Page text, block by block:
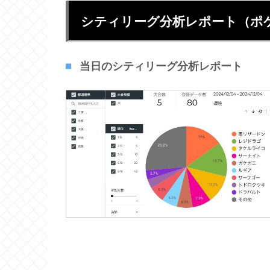
シティリーグ分析レポート（ポ
当日のシティリーグ分析レポート